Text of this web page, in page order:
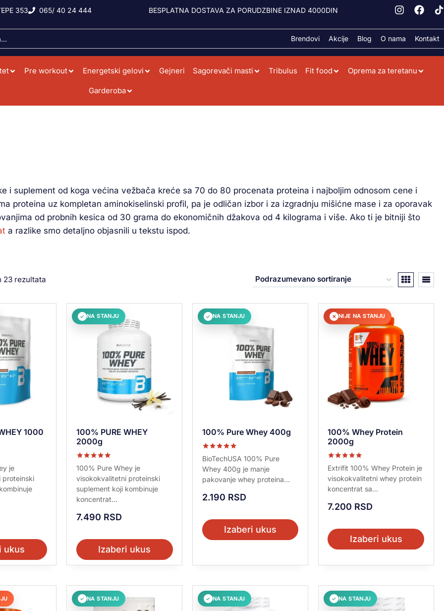
353 065/ 40 24 444 BESPLATNA DOSTAVA ZA PORUDZBINE IZNAD 4000DIN
Brendovi Akcije Blog O nama Kontakt
Pre workout Energetski gelovi Gejneri Sagorevači masti Tribulus Fit food Oprema za teretanu
Garderoba
i suplement od koga većina vežbača kreće sa 70 do 80 procenata proteina i najboljim odnosom cene i
proteina uz kompletan aminokiselinski profil, pa je odličan izbor i za izgradnju mišićne mase i za oporavak
od probnih kesica od 30 grama do ekonomičnih džakova od 4 kilograma i više. Ako ti je bitniji što
a razlike smo detaljno objasnili u tekstu ispod.
23 rezultata
1000
je
proteinski
ukus
✓ NA STANJU
100% PURE WHEY
2000g
Ocenjeno sa
5.00
od 5
100% Pure Whey je
visokokvalitetni proteinski
suplement koji kombinuje
koncentrat...
7.490 RSD
Izaberi ukus
✓ NA STANJU
100% Pure Whey 400g
Ocenjeno sa
5.00
od 5
BioTechUSA 100% Pure
Whey 400g je manje
pakovanje whey proteina...
2.190 RSD
Izaberi ukus
✕ NIJE NA STANJU
100% Whey Protein
2000g
Ocenjeno sa
5.00
od 5
Extrifit 100% Whey Protein je
visokokvalitetni whey protein
koncentrat sa...
7.200 RSD
Izaberi ukus
✓ NA STANJU ✓ NA STANJU ✓ NA STANJU